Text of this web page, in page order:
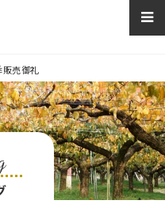
店ビルネラ
販売御礼